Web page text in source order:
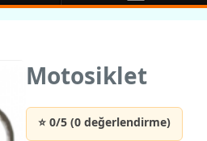
Motosiklet
⭐ 0/5 (0 değerlendirme)